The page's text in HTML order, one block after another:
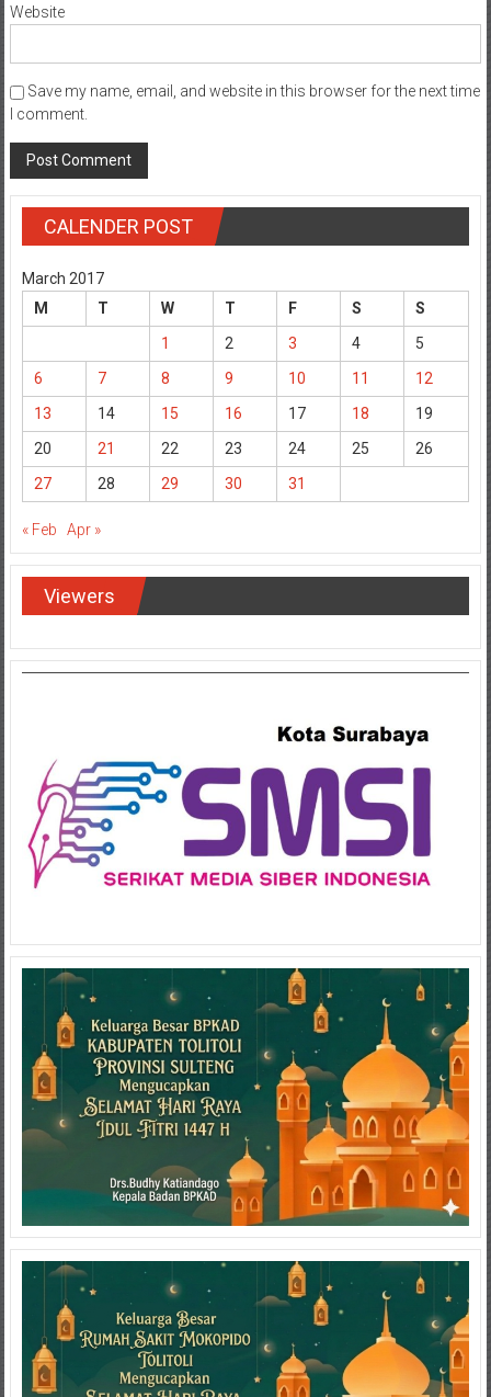
Website
Save my name, email, and website in this browser for the next time
I comment.
CALENDER POST
March 2017
M
T W T F S
S
1
2 3 4
5
6
7 8 9 10 11
12
13
14 15 16 17 18
19
20
21 22 23 24 25
26
27
28 29 30 31
« Feb Apr »
Viewers